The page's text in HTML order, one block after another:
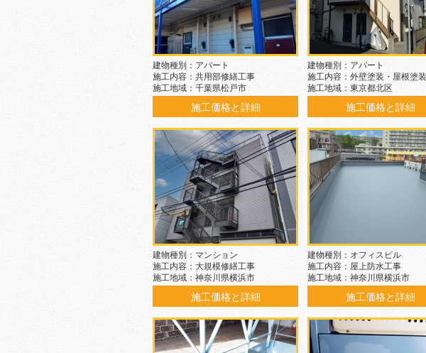
建物種別：アパート
施工内容：共用部修繕工事
施工地域：千葉県松戸市
施工価格と詳細
建物種別：アパート
施工内容：外壁塗装・屋根塗装
施工地域：東京都北区
施工価格と詳細
建物種別：マンション
施工内容：大規模修繕工事
施工地域：神奈川県横浜市
施工価格と詳細
建物種別：オフィスビル
施工内容：屋上防水工事
施工地域：神奈川県横浜市
施工価格と詳細